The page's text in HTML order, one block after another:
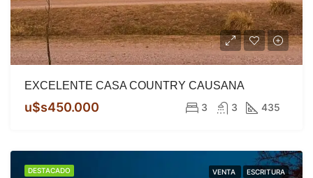
EXCELENTE CASA COUNTRY CAUSANA
u$s450.000 3 3 435
DESTACADO VENTA ESCRITURA